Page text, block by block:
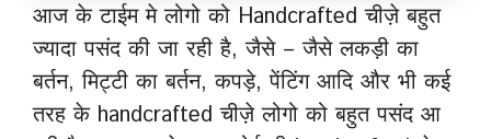
आज के टाईम मे लोगो को Handcrafted चीज़े बहुत
ज्यादा पसंद की जा रही है, जैसे – जैसे लकड़ी का
बर्तन, मिट्टी का बर्तन, कपड़े, पेंटिंग आदि और भी कई
तरह के handcrafted चीज़े लोगो को बहुत पसंद आ